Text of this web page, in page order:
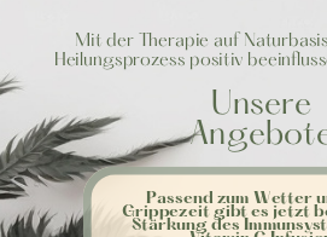
Mit der Therapie auf
Heilungsprozess positiv
Unsere
Passend zum Wetter
Grippezeit gibt es jetzt
Stärkung des